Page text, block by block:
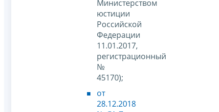
Министерством
юстиции
Российской
Федерации
11.01.2017,
регистрационный
№
45170);
от
28.12.2018